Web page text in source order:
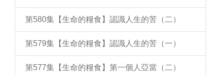
第580集【生命的糧食】認識人生的苦（二）
第579集【生命的糧食】認識人生的苦（一）
第577集【生命的糧食】第一個人亞當（二）